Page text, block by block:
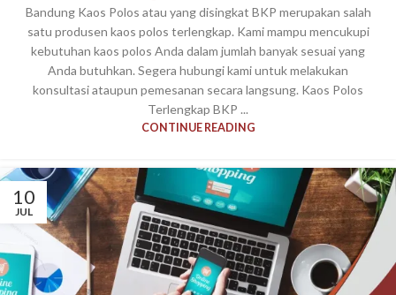
Bandung Kaos Polos atau yang disingkat BKP merupakan salah
satu produsen kaos polos terlengkap. Kami mampu mencukupi
kebutuhan kaos polos Anda dalam jumlah banyak sesuai yang
Anda butuhkan. Segera hubungi kami untuk melakukan
konsultasi ataupun pemesanan secara langsung. Kaos Polos
Terlengkap BKP ...
CONTINUE READING
10
JUL